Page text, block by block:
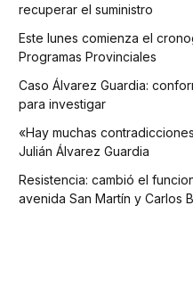
recuperar el suministro
Este lunes comienza el
Programas Provinciales
Caso Álvarez Guardia:
para investigar
«Hay muchas
Julián Álvarez Guardia
Resistencia: cambió el
avenida San Martín y Carlos